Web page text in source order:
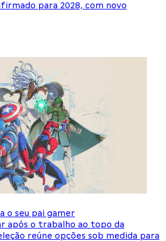
para 2028, com novo
o seu pai gamer
após o trabalho ao topo da
reúne opções sob medida para